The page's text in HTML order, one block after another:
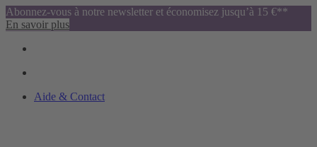
Abonnez-vous à notre newsletter et économisez jusqu’à 15 €**
En savoir plus
Aide & Contact